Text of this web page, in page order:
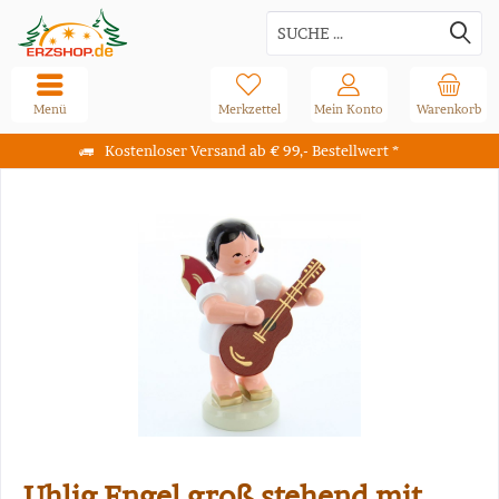
Kostenloser Versand ab € 99,- Bestellwert *
Warenkorb
Merkzettel Mein Konto
Menü